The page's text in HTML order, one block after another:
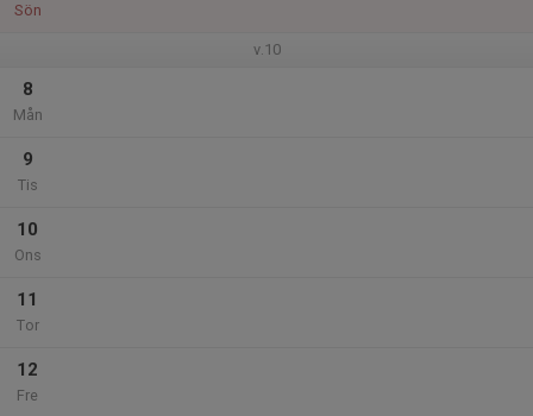
Sön
v.10
8
Mån
9
Tis
10
Ons
11
Tor
12
Fre